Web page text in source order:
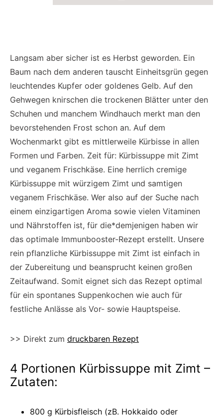
Langsam aber sicher ist es Herbst geworden. Ein
Baum nach dem anderen tauscht Einheitsgrün gegen
leuchtendes Kupfer oder goldenes Gelb. Auf den
Gehwegen knirschen die trockenen Blätter unter den
Schuhen und manchem Windhauch merkt man den
bevorstehenden Frost schon an. Auf dem
Wochenmarkt gibt es mittlerweile Kürbisse in allen
Formen und Farben. Zeit für: Kürbissuppe mit Zimt
und veganem Frischkäse. Eine herrlich cremige
Kürbissuppe mit würzigem Zimt und samtigen
veganem Frischkäse. Wer also auf der Suche nach
einem einzigartigen Aroma sowie vielen Vitaminen
und Nährstoffen ist, für die*demjenigen haben wir
das optimale Immunbooster-Rezept erstellt. Unsere
rein pflanzliche Kürbissuppe mit Zimt ist einfach in
der Zubereitung und beansprucht keinen großen
Zeitaufwand. Somit eignet sich das Rezept optimal
für ein spontanes Suppenkochen wie auch für
festliche Anlässe als Vor- sowie Hauptspeise.
>> Direkt zum druckbaren Rezept
4 Portionen Kürbissuppe mit Zimt –
Zutaten:
800 g Kürbisfleisch (zB. Hokkaido oder